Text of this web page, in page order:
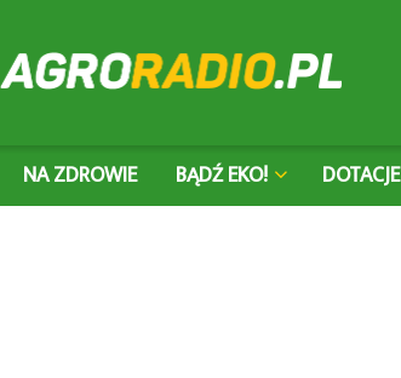
NA ZDROWIE BĄDŹ EKO! DOTACJE